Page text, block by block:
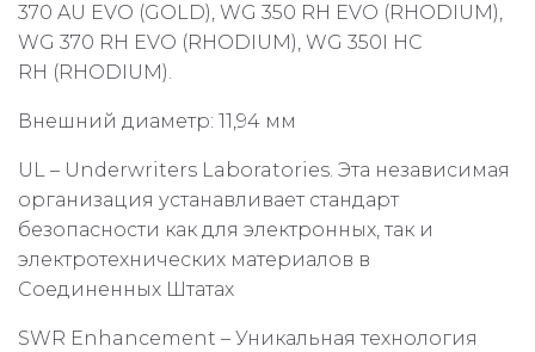
370 AU EVO (GOLD), WG 350 RH EVO (RHODIUM),
WG 370 RH EVO (RHODIUM), WG 350I HC
RH (RHODIUM).
Внешний диаметр: 11,94 мм
UL – Underwriters Laboratories. Эта независимая
организация устанавливает стандарт
безопасности как для электронных, так и
электротехнических материалов в
Соединенных Штатах
SWR Enhancement – Уникальная технология